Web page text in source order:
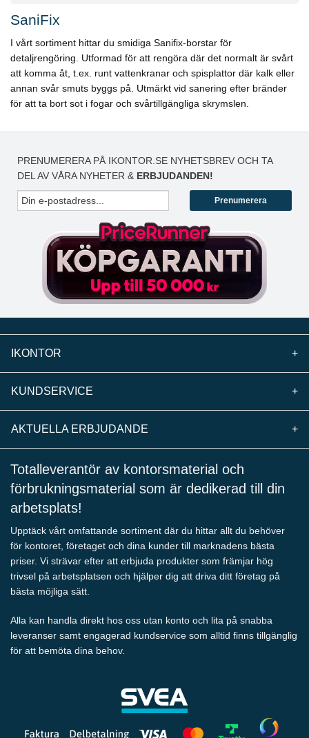
SaniFix
I vårt sortiment hittar du smidiga Sanifix-borstar för
detaljrengöring. Utformad för att rengöra där det normalt är svårt
att komma åt, t.ex. runt vattenkranar och spisplattor där kalk eller
annan svår smuts byggs på. Utmärkt vid sanering efter bränder
för att ta bort sot i fogar och svårtillgängliga skrymslen.
PRENUMERERA PÅ IKONTOR.SE NYHETSBREV OCH TA
DEL AV VÅRA NYHETER & ERBJUDANDEN!
Prenumerera
IKONTOR +
KUNDSERVICE +
AKTUELLA ERBJUDANDE +
Totalleverantör av kontorsmaterial och
förbrukningsmaterial som är dedikerad till din
arbetsplats!
Upptäck vårt omfattande sortiment där du hittar allt du behöver
för kontoret, företaget och dina kunder till marknadens bästa
priser. Vi strävar efter att erbjuda produkter som främjar hög
trivsel på arbetsplatsen och hjälper dig att driva ditt företag på
bästa möjliga sätt.
Alla kan handla direkt hos oss utan konto och lita på snabba
leveranser samt engagerad kundservice som alltid finns tillgänglig
för att bemöta dina behov.